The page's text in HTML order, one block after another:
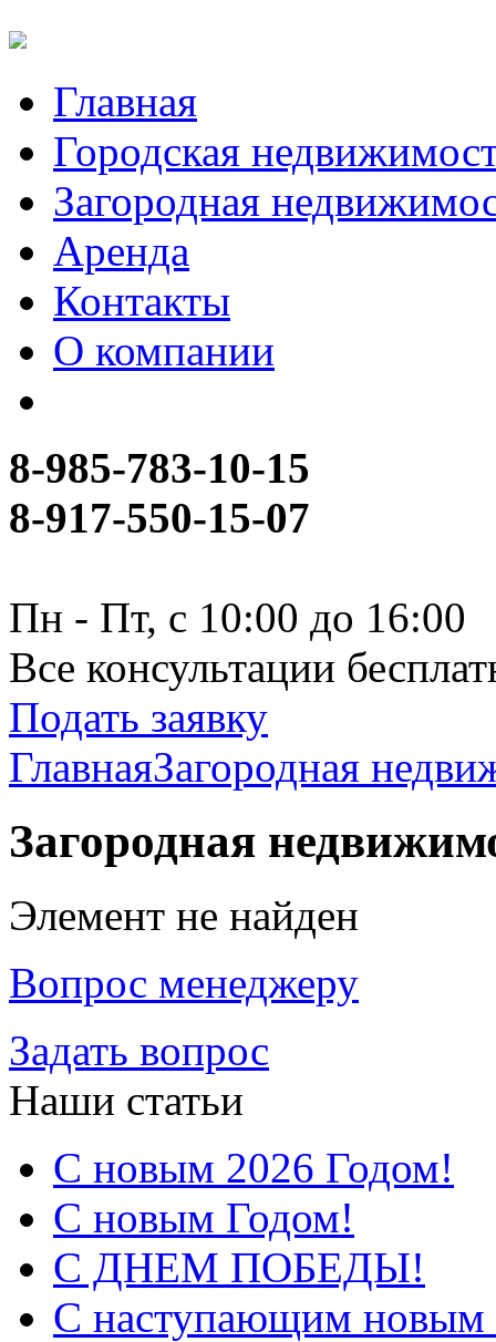
Главная
Городская
Загородная
Аренда
Контакты
О компании
8-985-783-10-15
8-917-550-15-07
Пн - Пт, с 10:00 до 16:00
Все консультации
Подать заявку
ГлавнаяЗагородная
Загородная
Элемент не найден
Вопрос менеджеру
Задать вопрос
Наши статьи
С новым 2026 Годом!
С новым Годом!
С ДНЕМ ПОБЕДЫ!
С наступающим новым